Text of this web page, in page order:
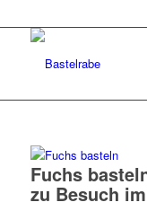
Fuchs
zu Besuch